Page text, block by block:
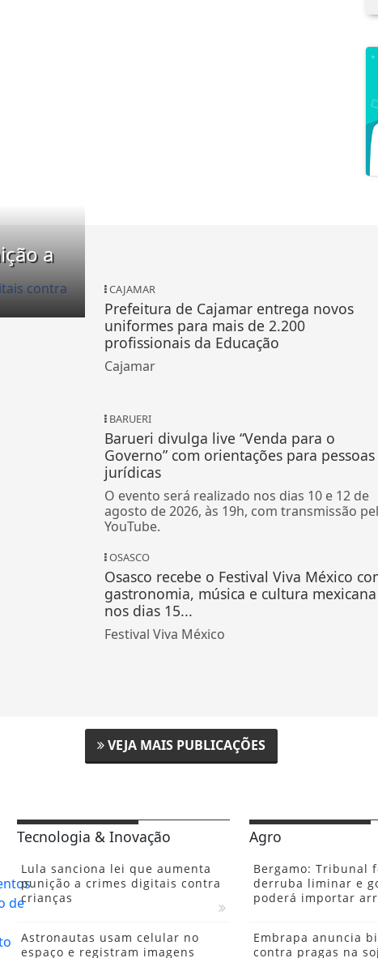
a
CAJAMAR
Prefeitura de Cajamar entrega novos
uniformes para mais de 2.200
profissionais da Educação
Cajamar
BARUERI
Barueri divulga live “Venda para o
Governo” com orientações para pessoas
jurídicas
O evento será realizado nos dias 10 e 12 de
agosto de 2026, às 19h, com transmissão
YouTube.
OSASCO
Osasco recebe o Festival Viva México
gastronomia, música e cultura mexicana
nos dias 15...
Festival Viva México
VEJA MAIS PUBLICAÇÕES
Tecnologia & Inovação
Lula sanciona lei que aumenta
punição a crimes digitais contra
crianças
Astronautas usam celular no
espaço e registram imagens
Agro
Bergamo: Tribunal
derruba liminar e
poderá importar
Embrapa anuncia
contra pragas na